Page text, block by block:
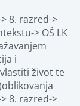
8. razred->
> OŠ LK
i
život te
8. razred->